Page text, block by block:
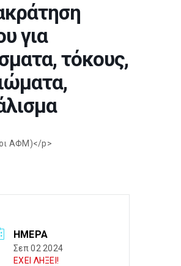
για
τόκους,
ΑΦΜ)</p>
ΗΜΈΡΑ
Σεπ 02 2024
ΕΧΕΙ ΛΗΞΕΙ!